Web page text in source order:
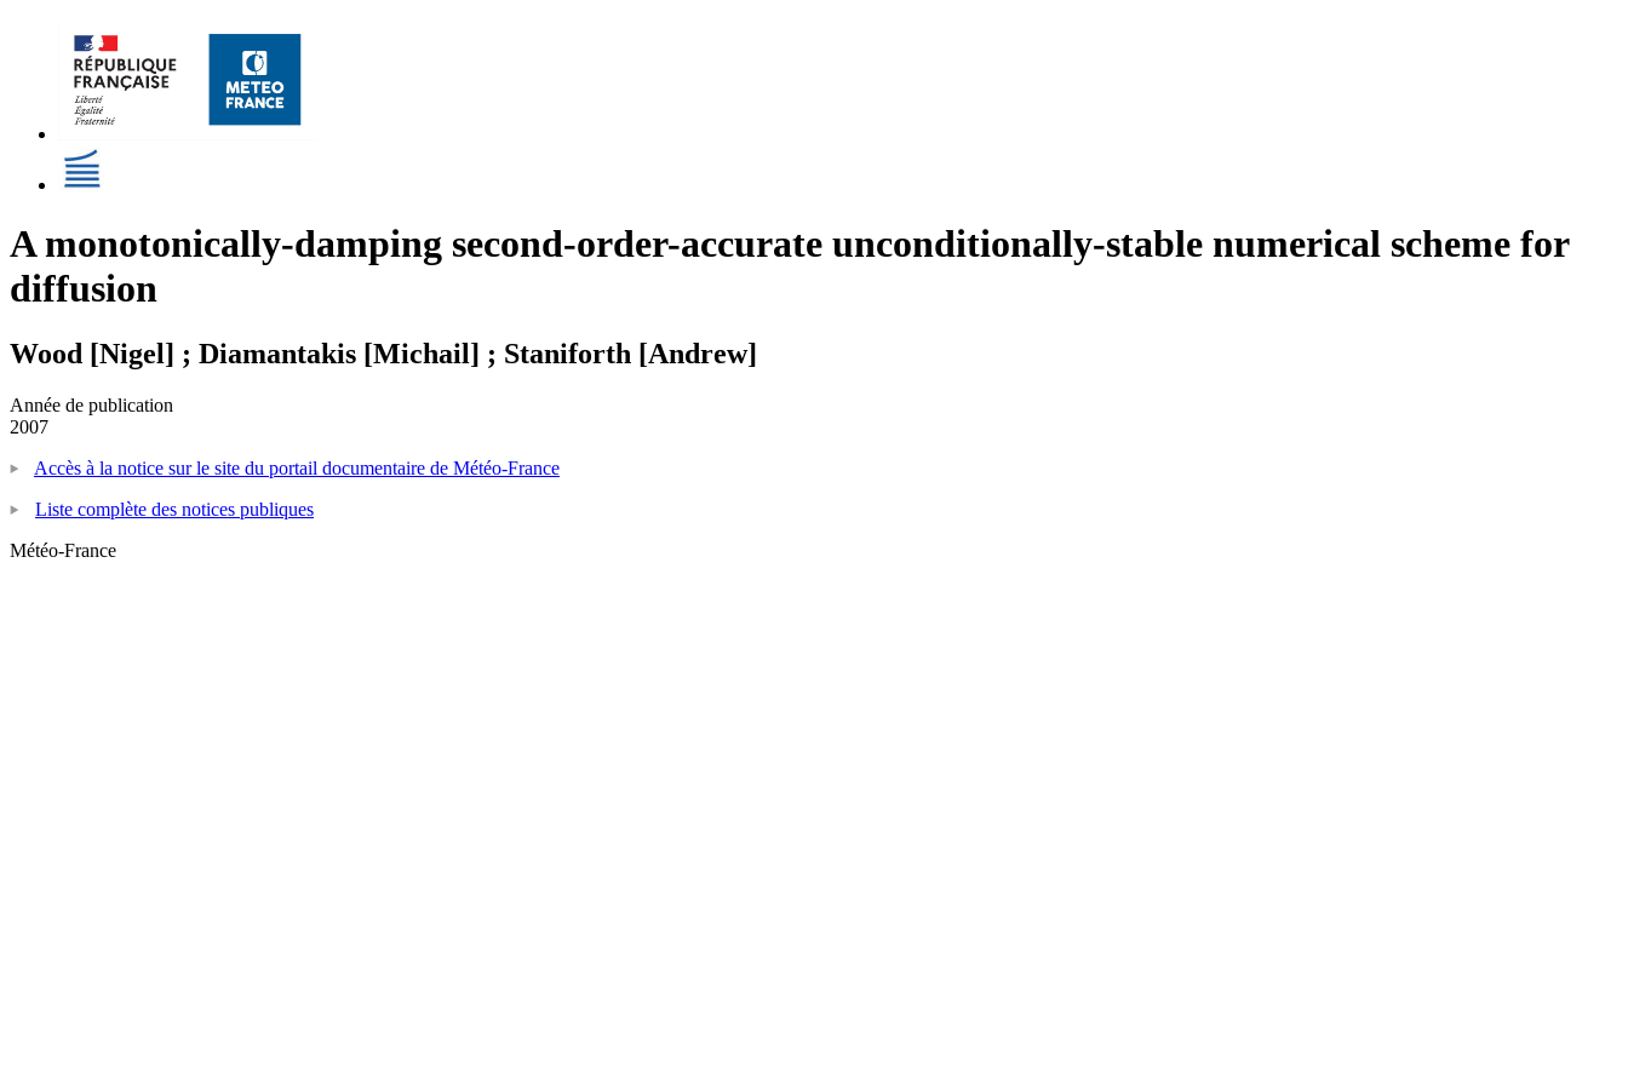
A monotonically-damping second-order-accurate unconditionally-stable numerical scheme for
diffusion
Wood [Nigel] ; Diamantakis [Michail] ; Staniforth [Andrew]
Année de publication
2007
Accès à la notice sur le site du portail documentaire de Météo-France
Liste complète des notices publiques
Météo-France